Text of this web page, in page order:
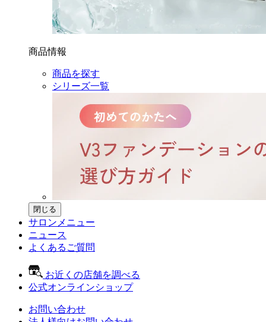
商品情報
商品を探す
シリーズ一覧
閉じる
サロンメニュー
ニュース
よくあるご質問
お近くの店舗を調べる
公式オンラインショップ
お問い合わせ